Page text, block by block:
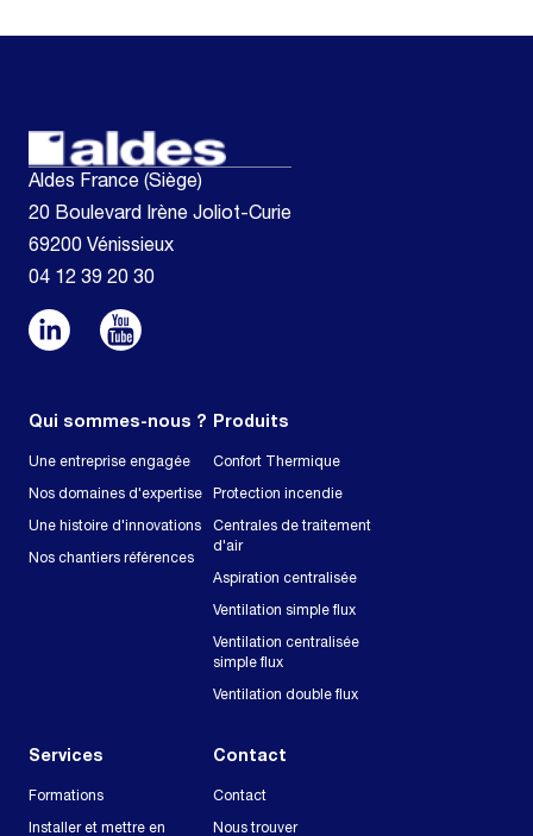
Aldes France (Siège)
20 Boulevard Irène Joliot-Curie
69200 Vénissieux
04 12 39 20 30
Qui sommes-nous ?
Une entreprise engagée
Nos domaines d'expertise
Une histoire d'innovations
Nos chantiers références
Produits
Confort Thermique
Protection incendie
Centrales de traitement
d'air
Aspiration centralisée
Ventilation simple flux
Ventilation centralisée
simple flux
Ventilation double flux
Services
Formations
Installer et mettre en
Contact
Contact
Nous trouver